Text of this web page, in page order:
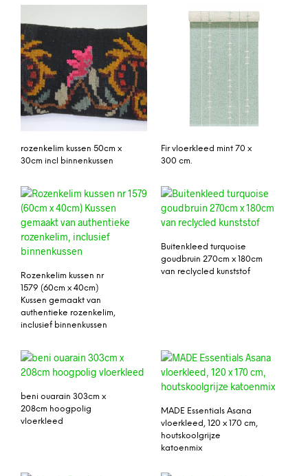
rozenkelim kussen 50cm x
30cm incl binnenkussen
Fir vloerkleed mint 70 x
300 cm.
Rozenkelim kussen nr
1579 (60cm x 40cm)
Kussen gemaakt van
authentieke rozenkelim,
inclusief binnenkussen
Buitenkleed turquoise
goudbruin 270cm x 180cm
van reclycled kunststof
beni ouarain 303cm x
208cm hoogpolig
vloerkleed
MADE Essentials Asana
vloerkleed, 120 x 170 cm,
houtskoolgrijze
katoenmix